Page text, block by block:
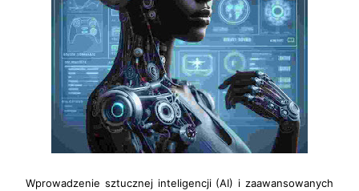
Wprowadzenie sztucznej inteligencji (AI) i zaawansowanych